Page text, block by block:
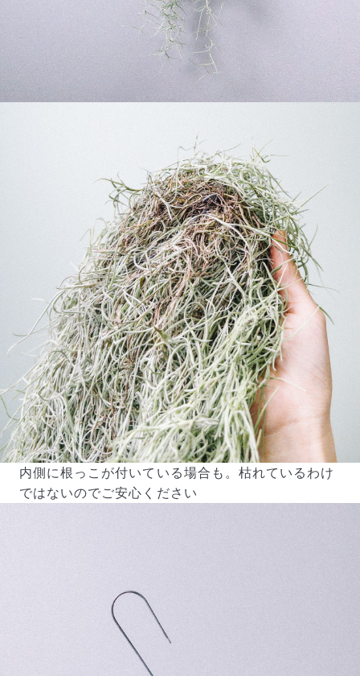
内側に根っこが付いている場合も。枯れているわけ
ではないのでご安心ください